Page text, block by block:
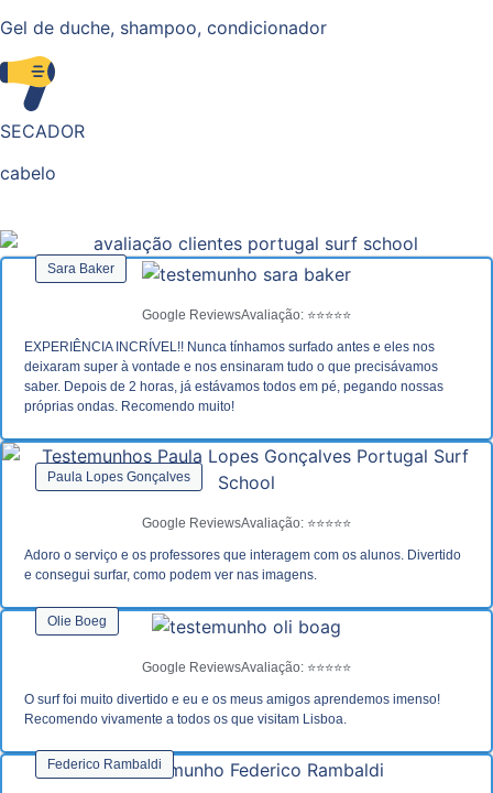
Gel de duche, shampoo, condicionador
SECADOR
cabelo
Sara Baker
Google ReviewsAvaliação: ⭐⭐⭐⭐⭐
EXPERIÊNCIA INCRÍVEL!! Nunca tínhamos surfado antes e eles nos
deixaram super à vontade e nos ensinaram tudo o que precisávamos
saber. Depois de 2 horas, já estávamos todos em pé, pegando nossas
próprias ondas. Recomendo muito!
Paula Lopes Gonçalves
Google ReviewsAvaliação: ⭐⭐⭐⭐⭐
Adoro o serviço e os professores que interagem com os alunos. Divertido
e consegui surfar, como podem ver nas imagens.
Olie Boeg
Google ReviewsAvaliação: ⭐⭐⭐⭐⭐
O surf foi muito divertido e eu e os meus amigos aprendemos imenso!
Recomendo vivamente a todos os que visitam Lisboa.
Federico Rambaldi